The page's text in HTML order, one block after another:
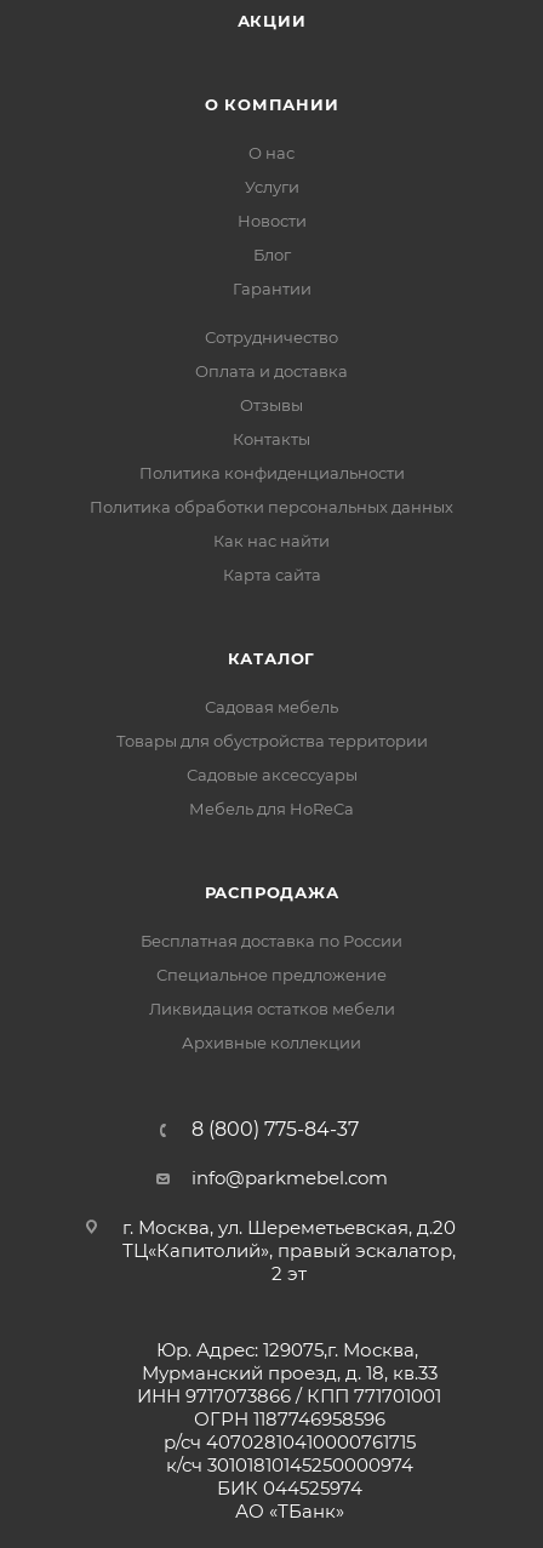
АКЦИИ
О КОМПАНИИ
О нас
Услуги
Новости
Блог
Гарантии
Сотрудничество
Оплата и доставка
Отзывы
Контакты
Политика конфиденциальности
Политика обработки персональных данных
Как нас найти
Карта сайта
КАТАЛОГ
Садовая мебель
Товары для обустройства территории
Садовые аксессуары
Мебель для HoReCa
РАСПРОДАЖА
Бесплатная доставка по России
Специальное предложение
Ликвидация остатков мебели
Архивные коллекции
8 (800) 775-84-37
info@parkmebel.com
г. Москва, ул. Шереметьевская, д.20
ТЦ«Капитолий», правый эскалатор,
2 эт
Юр. Адрес: 129075,г. Москва,
Мурманский проезд, д. 18, кв.33
ИНН 9717073866 / КПП 771701001
ОГРН 1187746958596
р/сч 40702810410000761715
к/сч 30101810145250000974
БИК 044525974
АО «ТБанк»